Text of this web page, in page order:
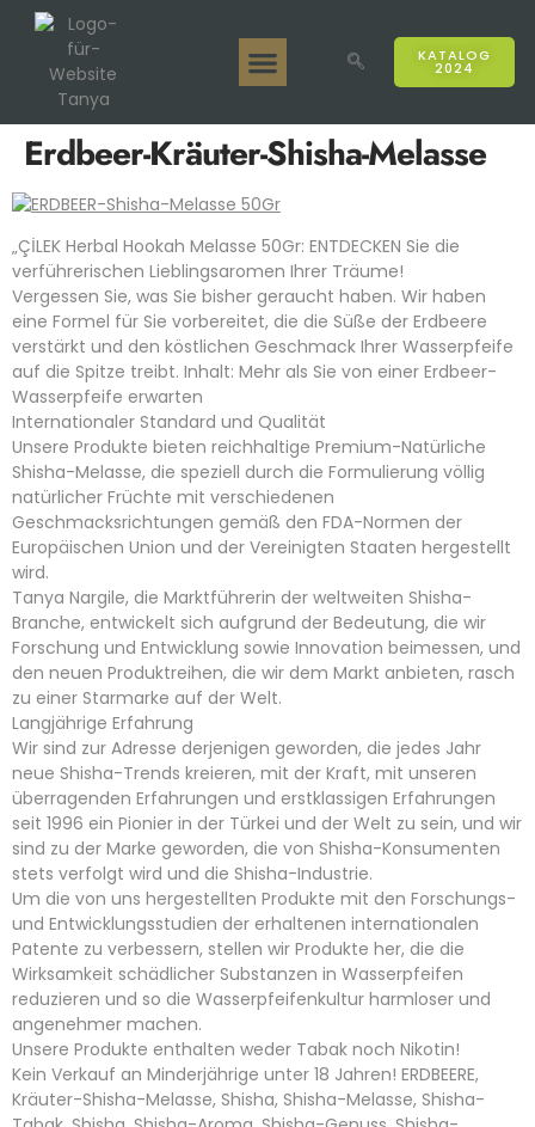
KATALOG
2024
Erdbeer-Kräuter-Shisha-Melasse
„ÇİLEK Herbal Hookah Melasse 50Gr: ENTDECKEN Sie die
verführerischen Lieblingsaromen Ihrer Träume!
Vergessen Sie, was Sie bisher geraucht haben. Wir haben
eine Formel für Sie vorbereitet, die die Süße der Erdbeere
verstärkt und den köstlichen Geschmack Ihrer Wasserpfeife
auf die Spitze treibt. Inhalt: Mehr als Sie von einer Erdbeer-
Wasserpfeife erwarten
Internationaler Standard und Qualität
Unsere Produkte bieten reichhaltige Premium-Natürliche
Shisha-Melasse, die speziell durch die Formulierung völlig
natürlicher Früchte mit verschiedenen
Geschmacksrichtungen gemäß den FDA-Normen der
Europäischen Union und der Vereinigten Staaten hergestellt
wird.
Tanya Nargile, die Marktführerin der weltweiten Shisha-
Branche, entwickelt sich aufgrund der Bedeutung, die wir
Forschung und Entwicklung sowie Innovation beimessen, und
den neuen Produktreihen, die wir dem Markt anbieten, rasch
zu einer Starmarke auf der Welt.
Langjährige Erfahrung
Wir sind zur Adresse derjenigen geworden, die jedes Jahr
neue Shisha-Trends kreieren, mit der Kraft, mit unseren
überragenden Erfahrungen und erstklassigen Erfahrungen
seit 1996 ein Pionier in der Türkei und der Welt zu sein, und wir
sind zu der Marke geworden, die von Shisha-Konsumenten
stets verfolgt wird und die Shisha-Industrie.
Um die von uns hergestellten Produkte mit den Forschungs-
und Entwicklungsstudien der erhaltenen internationalen
Patente zu verbessern, stellen wir Produkte her, die die
Wirksamkeit schädlicher Substanzen in Wasserpfeifen
reduzieren und so die Wasserpfeifenkultur harmloser und
angenehmer machen.
Unsere Produkte enthalten weder Tabak noch Nikotin!
Kein Verkauf an Minderjährige unter 18 Jahren! ERDBEERE,
Kräuter-Shisha-Melasse, Shisha, Shisha-Melasse, Shisha-